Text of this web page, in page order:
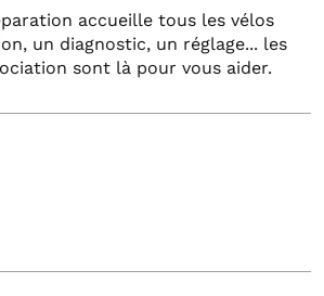
accueille tous les vélos
un diagnostic, un réglage... les
sont là pour vous aider.